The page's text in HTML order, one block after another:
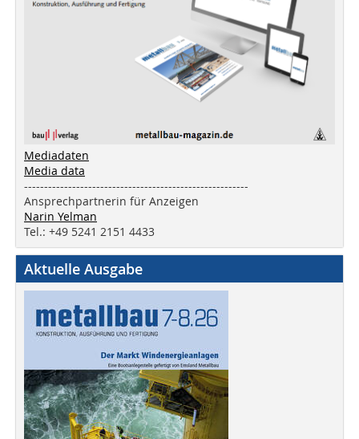
Mediadaten
Media data
--------------------------------------------------------
Ansprechpartnerin für Anzeigen
Narin Yelman
Tel.: +49 5241 2151 4433
Aktuelle Ausgabe